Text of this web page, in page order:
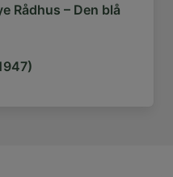
Rådhus – Den blå